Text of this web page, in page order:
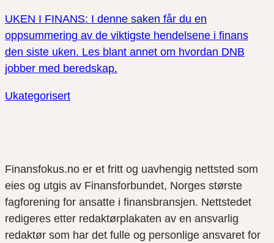
UKEN I FINANS: I denne saken får du en
oppsummering av de viktigste hendelsene i finans
den siste uken. Les blant annet om hvordan DNB
jobber med beredskap.
Ukategorisert
Finansfokus.no er et fritt og uavhengig nettsted som
eies og utgis av Finansforbundet, Norges største
fagforening for ansatte i finansbransjen. Nettstedet
redigeres etter redaktørplakaten av en ansvarlig
redaktør som har det fulle og personlige ansvaret for